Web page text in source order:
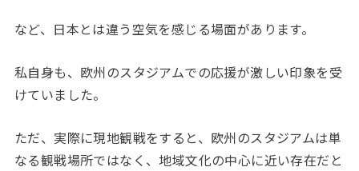
など、日本とは違う空気を感じる場面があります。
私自身も、欧州のスタジアムでの応援が激しい印象を受
けていました。
ただ、実際に現地観戦をすると、欧州のスタジアムは単
なる観戦場所ではなく、地域文化の中心に近い存在だと